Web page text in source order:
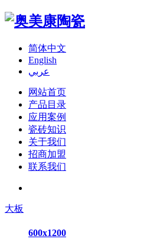
简体中文
English
عربي
网站首页
产品目录
应用案例
瓷砖知识
关于我们
招商加盟
联系我们
大板
600x1200